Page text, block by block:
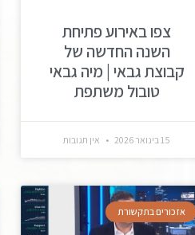
צפו באירוע פתיחת
השנה החדשה של
קבוצת גבאי | מיה גבאי
טובול משתפת
15 בינואר 2026 אין תגובות
אזכורים בתקשורת